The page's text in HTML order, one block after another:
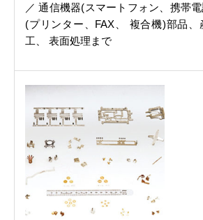
／ 通信機器(スマートフォン、携帯
(プリンター、FAX、 複合機)部品、
工、 表面処理まで